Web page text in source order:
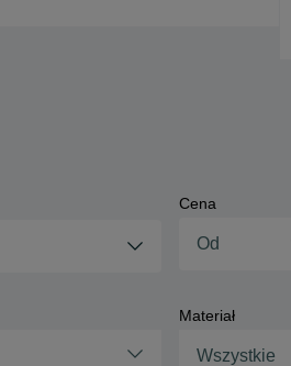
Cena
Materiał
Wszystkie